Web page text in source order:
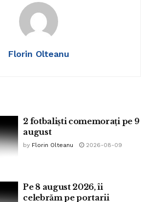
partide și 1 gol la Steaua, 20 partide
Victor Crivoi împlinește 44 de ani. A fost
august 2009. A jucat în turul 2 la
Florin Olteanu
2 fotbaliști comemorați pe 9
august
by Florin Olteanu 2026-08-09
Pe 8 august 2026, îi
celebrăm pe portarii